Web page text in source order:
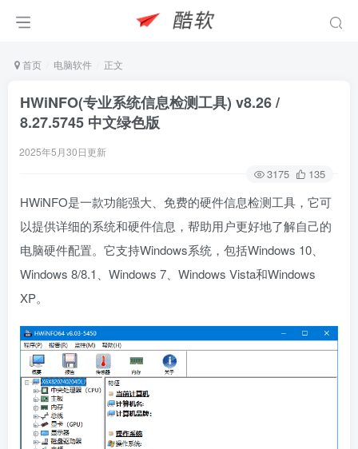
首页 电脑软件 正文
HWiNFO(专业系统信息检测工具) v8.26 /
8.27.5745 中文绿色版
2025年5月30日更新
3175 135
HWiNFO是一款功能强大、免费的硬件信息检测工具，它可
以提供详细的系统和硬件信息，帮助用户更好地了解自己的
电脑硬件配置。它支持Windows系统，包括Windows 10、
Windows 8/8.1、Windows 7、Windows Vista和Windows
XP。